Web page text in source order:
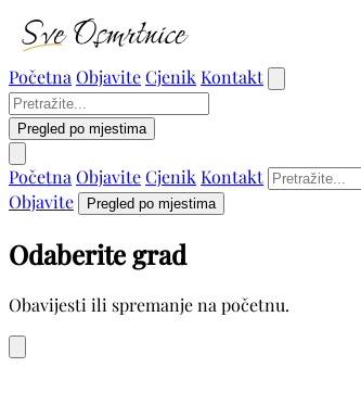
Početna ObjaviteCjenik Kontakt
Pregled po mjestima
Početna ObjaviteCjenik Kontakt
Objavite
Pregled po mjestima
Odaberite grad
Obavijesti ili spremanje na početnu.